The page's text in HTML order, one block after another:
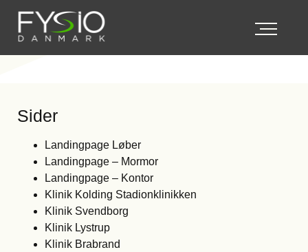
Sitemap
Sider
Landingpage Løber
Landingpage – Mormor
Landingpage – Kontor
Klinik Kolding Stadionklinikken
Klinik Svendborg
Klinik Lystrup
Klinik Brabrand